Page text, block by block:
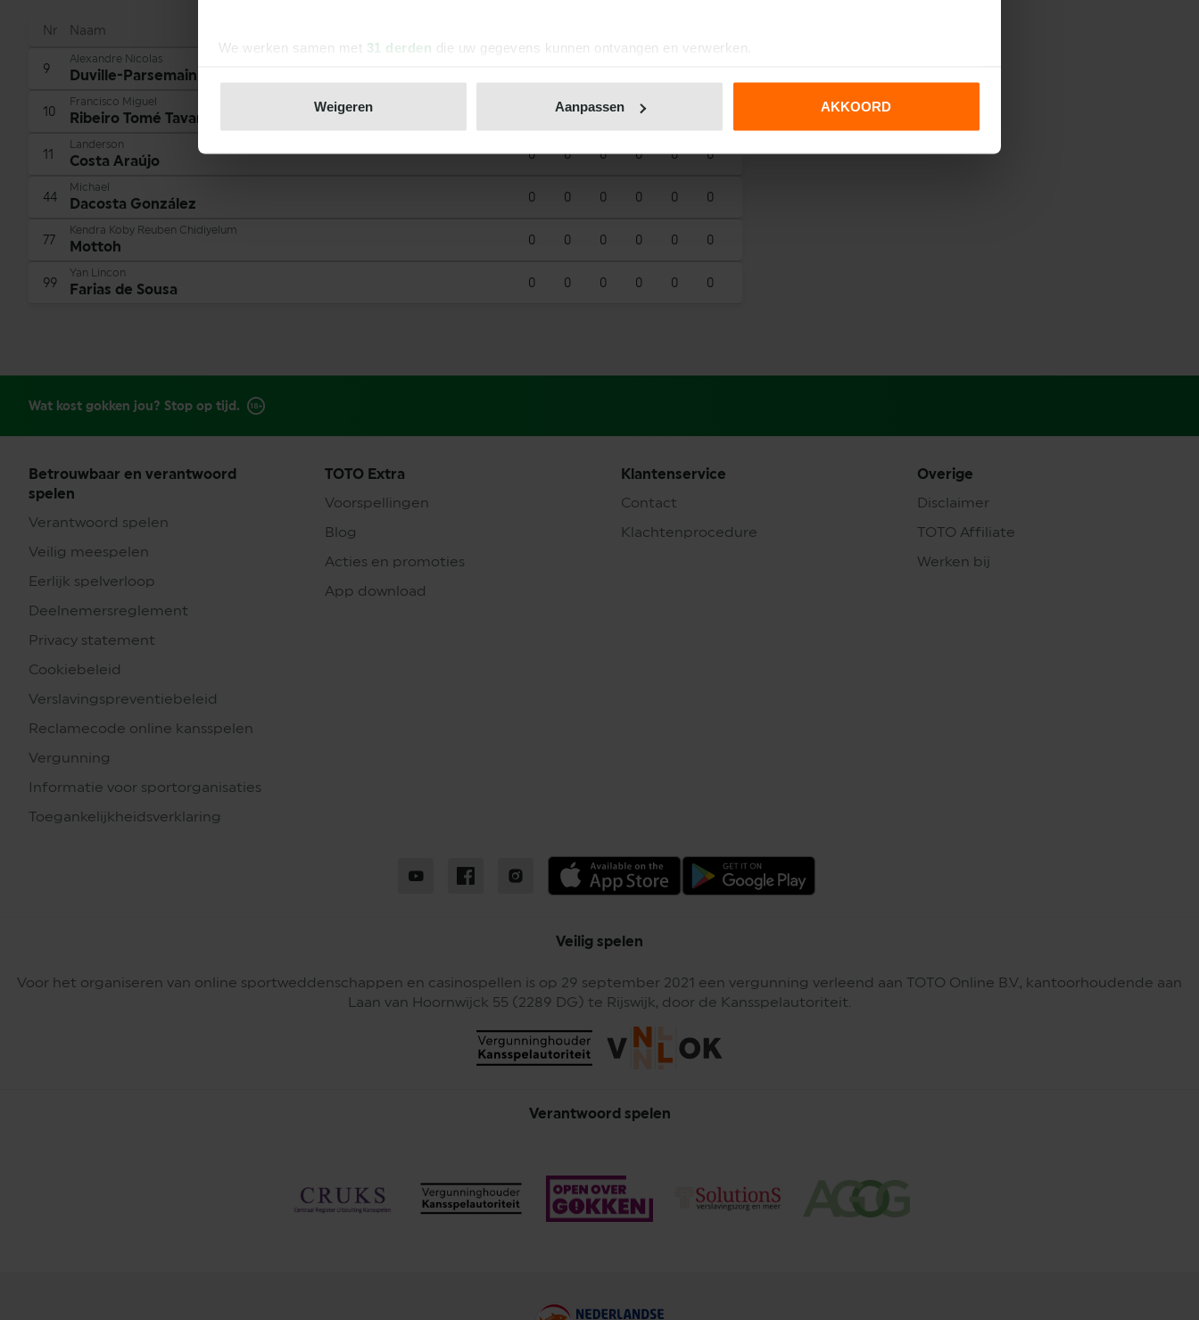
We werken samen met 31 derden die uw gegevens kunnen ontvangen en verwerken.
Weigeren Aanpassen AKKOORD
Nr Naam
9
Alexandre Nicolas
Duville-Parsemain
10
Francisco Miguel
Ribeiro Tomé Tavares Bondoso 0 0 0
11
Landerson
Costa Araújo 0 0 0 0 0 0
44
Michael
Dacosta González 0 0 0 0 0 0
77
Kendra Koby Reuben Chidiyelum
Mottoh 0 0 0 0 0 0
99
Yan Lincon
Farias de Sousa 0 0 0 0 0 0
Wat kost gokken jou? Stop op tijd.
Betrouwbaar en verantwoord
spelen
Verantwoord spelen
Veilig meespelen
Eerlijk spelverloop
Deelnemersreglement
Privacy statement
Cookiebeleid
Verslavingspreventiebeleid
Reclamecode online kansspelen
Vergunning
Informatie voor sportorganisaties
Toegankelijkheidsverklaring
TOTO Extra
Voorspellingen
Blog
Acties en promoties
App download
Klantenservice
Contact
Klachtenprocedure
Overige
Disclaimer
TOTO Affiliate
Werken bij
Veilig spelen
Voor het organiseren van online sportweddenschappen en casinospellen is op 29 september 2021 een vergunning verleend aan TOTO Online B.V., kantoorhoudende aan
Laan van Hoornwijck 55 (2289 DG) te Rijswijk, door de Kansspelautoriteit.
Verantwoord spelen